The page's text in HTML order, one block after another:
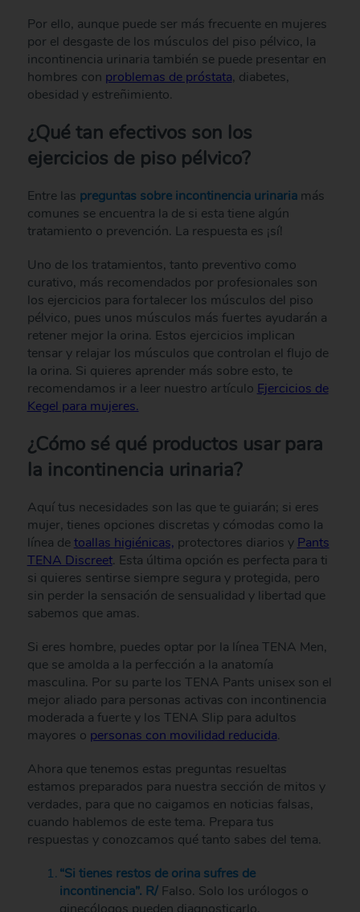
Por ello, aunque puede ser más frecuente en mujeres
por el desgaste de los músculos del piso pélvico, la
incontinencia urinaria también se puede presentar en
hombres con problemas de próstata, diabetes,
obesidad y estreñimiento.
¿Qué tan efectivos son los
ejercicios de piso pélvico?
Entre las preguntas sobre incontinencia urinariamás
comunes se encuentra la de si esta tiene algún
tratamiento o prevención. La respuesta es ¡sí!
Uno de los tratamientos, tanto preventivo como
curativo, más recomendados por profesionales son
los ejercicios para fortalecer los músculos del piso
pélvico, pues unos músculos más fuertes ayudarán a
retener mejor la orina. Estos ejercicios implican
tensar y relajar los músculos que controlan el flujo de
la orina. Si quieres aprender más sobre esto, te
recomendamos ir a leer nuestro artículo Ejercicios de
Kegel para mujeres.
¿Cómo sé qué productos usar para
la incontinencia urinaria?
Aquí tus necesidades son las que te guiarán; si eres
mujer, tienes opciones discretas y cómodas como la
línea detoallas higiénicas, protectores diarios y Pants
TENA Discreet. Esta última opción es perfecta para ti
si quieres sentirse siempre segura y protegida, pero
sin perder la sensación de sensualidad y libertad que
sabemos que amas.
Si eres hombre, puedes optar por la línea TENA Men,
que se amolda a la perfección a la anatomía
masculina. Por su parte los TENA Pants unisex son el
mejor aliado para personas activas con incontinencia
moderada a fuerte y los TENA Slip para adultos
mayores o personas con movilidad reducida.
Ahora que tenemos estas preguntas resueltas
estamos preparados para nuestra sección de mitos y
verdades, para que no caigamos en noticias falsas,
cuando hablemos de este tema. Prepara tus
respuestas y conozcamos qué tanto sabes del tema.
“Si tienes restos de orina sufres de
incontinencia”. R/ Falso. Solo los urólogos o
ginecólogos pueden diagnosticarlo.